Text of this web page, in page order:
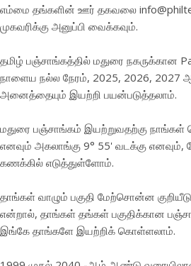
எம்மை தங்களின் ஊர் தகவலை
முகவரிக்கு அனுப்பி வைக்கவும்.
தமிழ் பஞ்சாங்கத்தில் மதுரை நகருக்கான
நாளைய நல்ல நேரம், 2025, 2026,
அனைத்தையும் இயற்றி பயன்படுத்தலாம்.
மதுரை பஞ்சாங்கம் இயற்றுவதற்கு நாங்கள்
எனவும் அகலாங்கு 9° 55' வடக்கு
கணக்கில் எடுத்துள்ளோம்.
தாங்கள் வாழும் பகுதி மேற்சொன்ன
என்றால், தாங்கள் தங்கள் பகுதிக்கான
இங்கே தாங்களே இயற்றிக் கொள்ளலாம்.